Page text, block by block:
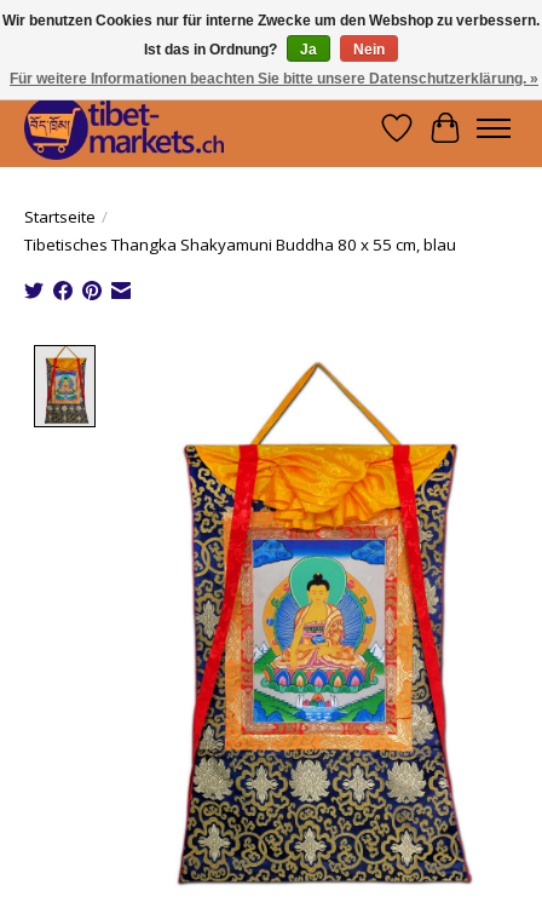
Handwerkskunst vom Dach der Welt.
Holen Sie sich ein Stück Tibet.
Wunschzettel
Ihr
Startseite /
Tibetisches Thangka Shakyamuni Buddha 80 x 55 cm, blau
Product image slideshow Items
Wir benutzen Cookies nur für interne Zwecke um den Webshop zu verbessern.
Ist das in Ordnung?
Ja
Nein
Für weitere Informationen beachten Sie bitte unsere Datenschutzerklärung. »